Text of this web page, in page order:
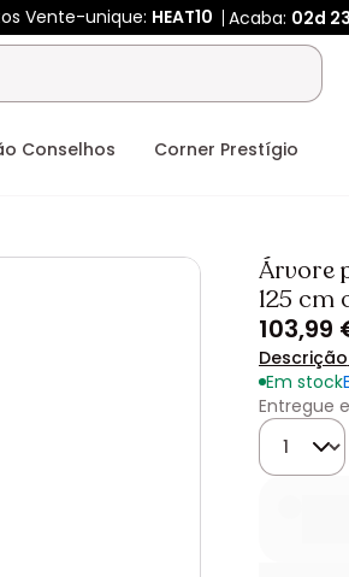
Vente-unique: HEAT10 Acaba: 02d
Conselhos Corner Prestígio
Árvore
125 cm
103,99
Descrição
Em stock
Entregue